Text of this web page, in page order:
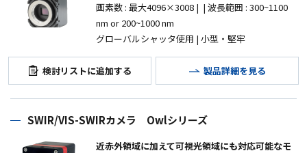
画素数 : 最大4096×3008 | | 波長範囲 : 300~1100
nm or 200~1000 nm
グローバルシャッタ使用 | 小型・堅牢
検討リストに追加する 製品詳細を見る
SWIR/VIS-SWIRカメラ Owlシリーズ
近赤外領域に加えて可視光領域にも対応可能なモ